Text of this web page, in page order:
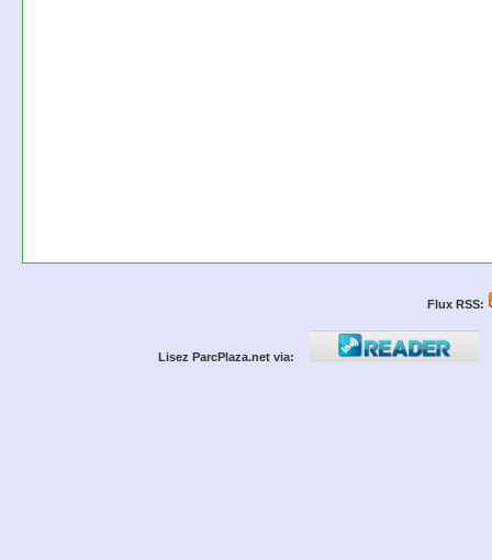
Flux RSS:
Lisez ParcPlaza.net via: